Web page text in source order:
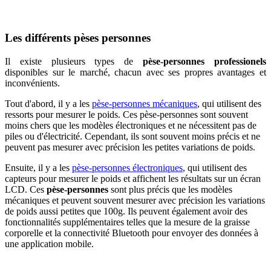
Les différents pèses personnes
Il existe plusieurs types depèse-personnes professionels
disponibles sur le marché, chacun avec ses propres avantages et
inconvénients.
Tout d'abord, il y a les pèse-personnes mécaniques, qui utilisent des
ressorts pour mesurer le poids. Ces pèse-personnes sont souvent
moins chers que les modèles électroniques et ne nécessitent pas de
piles ou d'électricité. Cependant, ils sont souvent moins précis et ne
peuvent pas mesurer avec précision les petites variations de poids.
Ensuite, il y a les pèse-personnes électroniques, qui utilisent des
capteurs pour mesurer le poids et affichent les résultats sur un écran
LCD. Ces pèse-personnes sont plus précis que les modèles
mécaniques et peuvent souvent mesurer avec précision les variations
de poids aussi petites que 100g. Ils peuvent également avoir des
fonctionnalités supplémentaires telles que la mesure de la graisse
corporelle et la connectivité Bluetooth pour envoyer des données à
une application mobile.